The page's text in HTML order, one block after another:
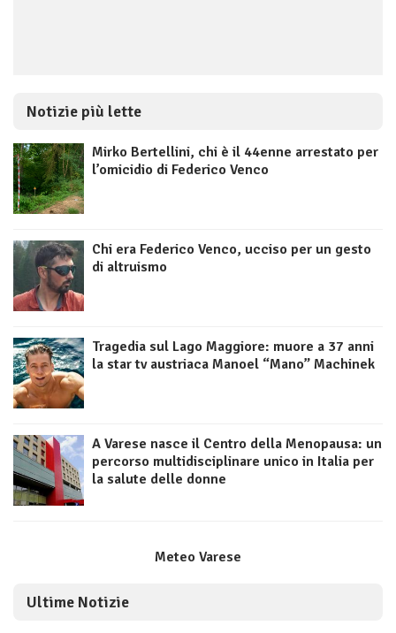
Notizie più lette
Mirko Bertellini, chi è il 44enne arrestato per
l’omicidio di Federico Venco
Chi era Federico Venco, ucciso per un gesto
di altruismo
Tragedia sul Lago Maggiore: muore a 37 anni
la star tv austriaca Manoel “Mano” Machinek
A Varese nasce il Centro della Menopausa: un
percorso multidisciplinare unico in Italia per
la salute delle donne
Meteo Varese
Ultime Notizie